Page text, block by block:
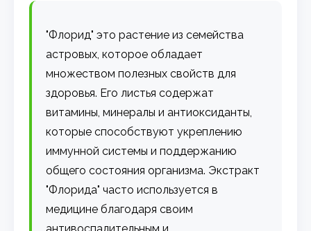
"Флорид" это растение из семейства
астровых, которое обладает
множеством полезных свойств для
здоровья. Его листья содержат
витамины, минералы и антиоксиданты,
которые способствуют укреплению
иммунной системы и поддержанию
общего состояния организма. Экстракт
"Флорида" часто используется в
медицине благодаря своим